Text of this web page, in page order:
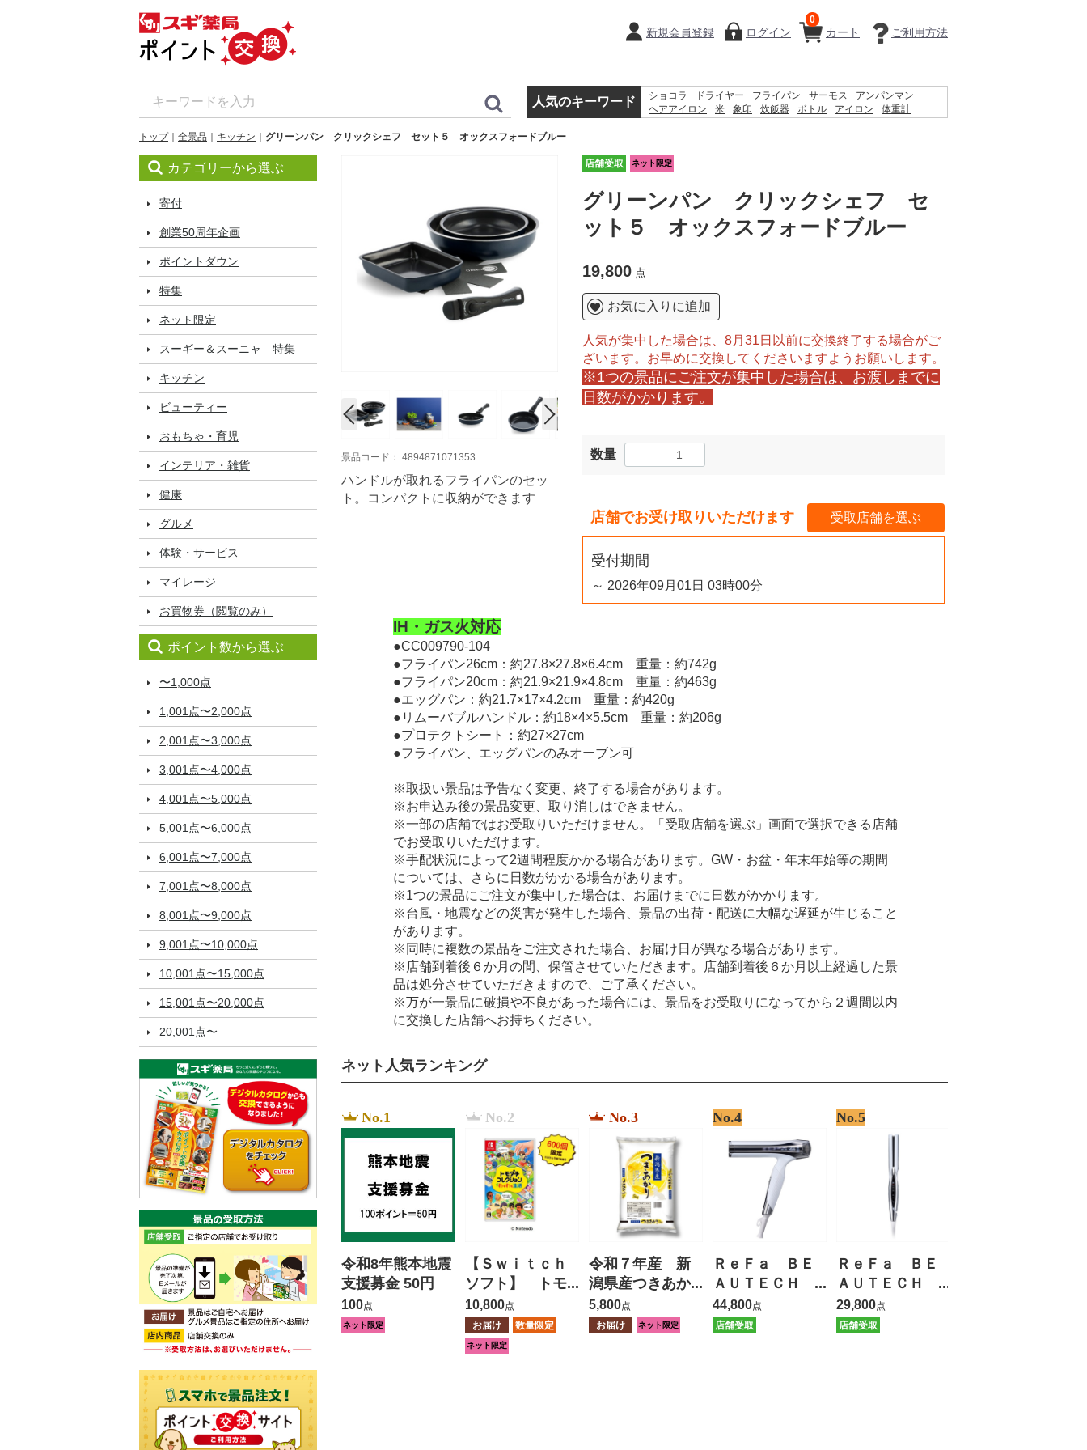
カート
0
ご利用方法
新規会員登録 ログイン
人気のキーワード ショコラ ドライヤー フライパン サーモス
アンパンマン
ヘアアイロン
米 象印 炊飯器 ボトル アイロン
体重計
トップ 全景品 キッチン グリーンパン クリックシェフ セット５ オックスフォードブルー
カテゴリーから選ぶ
寄付
創業50周年企画
ポイントダウン
特集
ネット限定
スーギー＆スーニャ 特集
キッチン
ビューティー
おもちゃ・育児
インテリア・雑貨
健康
グルメ
体験・サービス
マイレージ
お買物券（閲覧のみ）
ポイント数から選ぶ
〜1,000点
1,001点〜2,000点
2,001点〜3,000点
3,001点〜4,000点
4,001点〜5,000点
5,001点〜6,000点
6,001点〜7,000点
7,001点〜8,000点
8,001点〜9,000点
9,001点〜10,000点
10,001点〜15,000点
15,001点〜20,000点
20,001点〜
景品コード： 4894871071353
ハンドルが取れるフライパンのセッ
ト。コンパクトに収納ができます
店舗受取 ネット限定
グリーンパン クリックシェフ セ
ット５ オックスフォードブルー
19,800点
お気に入りに追加
人気が集中した場合は、8月31日以前に交換終了する場合がご
ざいます。お早めに交換してくださいますようお願いします。
※1つの景品にご注文が集中した場合は、お渡しまでに
日数がかかります。
数量
店舗でお受け取りいただけます 受取店舗を選ぶ
受付期間
～ 2026年09月01日 03時00分
IH・ガス火対応
●CC009790-104
●フライパン26cm：約27.8×27.8×6.4cm 重量：約742g
●フライパン20cm：約21.9×21.9×4.8cm 重量：約463g
●エッグパン：約21.7×17×4.2cm 重量：約420g
●リムーバブルハンドル：約18×4×5.5cm 重量：約206g
●プロテクトシート：約27×27cm
●フライパン、エッグパンのみオーブン可
※取扱い景品は予告なく変更、終了する場合があります。
※お申込み後の景品変更、取り消しはできません。
※一部の店舗ではお受取りいただけません。「受取店舗を選ぶ」画面で選択できる店舗
でお受取りいただけます。
※手配状況によって2週間程度かかる場合があります。GW・お盆・年末年始等の期間
については、さらに日数がかかる場合があります。
※1つの景品にご注文が集中した場合は、お届けまでに日数がかかります。
※台風・地震などの災害が発生した場合、景品の出荷・配送に大幅な遅延が生じること
があります。
※同時に複数の景品をご注文された場合、お届け日が異なる場合があります。
※店舗到着後６か月の間、保管させていただきます。店舗到着後６か月以上経過した景
品は処分させていただきますので、ご了承ください。
※万が一景品に破損や不良があった場合には、景品をお受取りになってから２週間以内
に交換した店舗へお持ちください。
ネット人気ランキング
No.1
令和8年熊本地震
支援募金 50円
100点
ネット限定
No.2
【Ｓｗｉｔｃｈ
ソフト】 トモ
ダチコレクショ
ン わくわく生
活
10,800点
お届け
数量限定
ネット限定
No.3
令和７年産 新
潟県産つきあか
り ５ｋｇ
5,800点
お届け
ネット限定
No.4
ＲｅＦａ ＢＥ
ＡＵＴＥＣＨ
ＤＲＹＥＲ Ｓ
ＭＡＲＴ Ｗ
44,800点
店舗受取
No.5
ＲｅＦａ ＢＥ
ＡＵＴＥＣＨ
ＳＴＲＡＩＧＨ
Ｔ ＩＲＯＮ
29,800点
店舗受取